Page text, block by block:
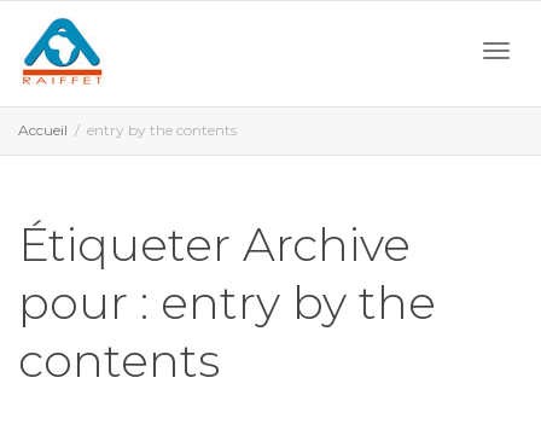
Accueil entry by the contents
Étiqueter Archive
pour : entry by the
contents